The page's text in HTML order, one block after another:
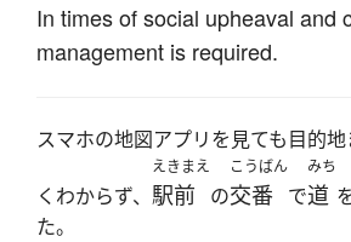
In times of social upheaval and
management is required.
スマホの地図アプリを見ても目的
くわからず、
えきまえ
駅前 の
こうばん
交番 で
みち
道
た。